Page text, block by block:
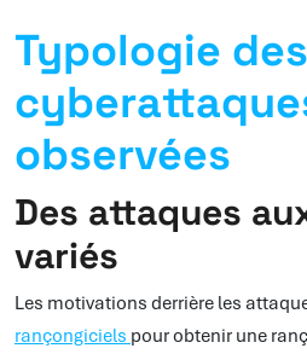
Typologie des
observées
Des attaques
variés
Les motivations derrière les
rançongiciels pour obtenir une